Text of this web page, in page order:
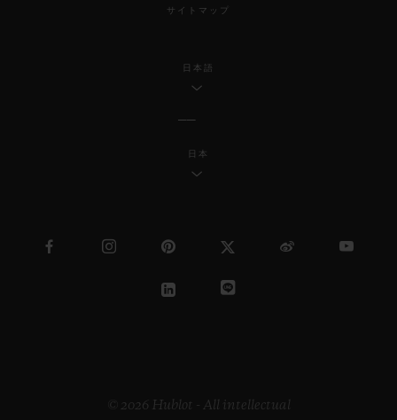
サイトマップ
日本語
日本
© 2026 Hublot - All intellectual